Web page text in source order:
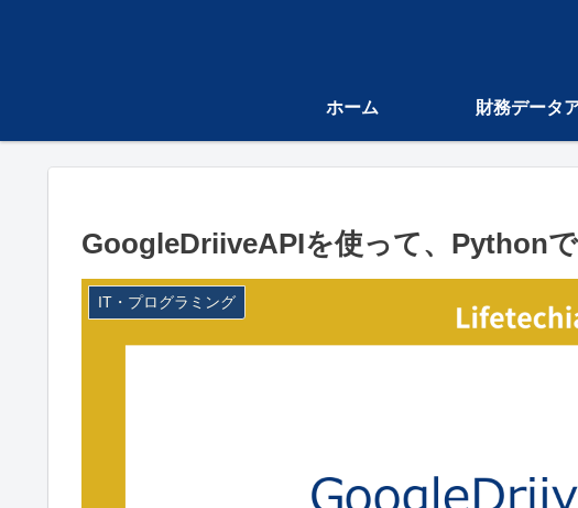
ホーム 財務データ
GoogleDriiveAPIを使って、Python
IT・プログラミング